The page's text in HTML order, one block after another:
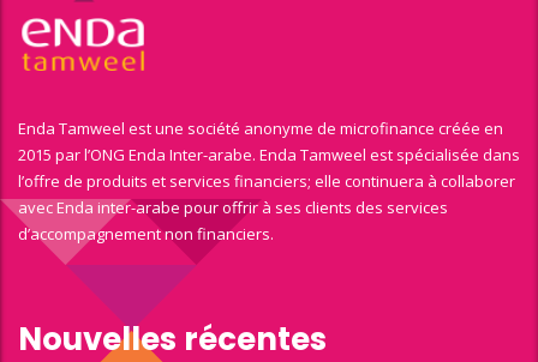
Enda Tamweel est une société anonyme de microfinance créée en
2015 par l’ONG Enda Inter-arabe. Enda Tamweel est spécialisée dans
l’offre de produits et services financiers; elle continuera à collaborer
avec Enda inter-arabe pour offrir à ses clients des services
d’accompagnement non financiers.
Nouvelles récentes